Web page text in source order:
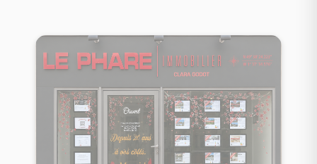
L’immobilier autrement,
avec expertise et
stratégie.